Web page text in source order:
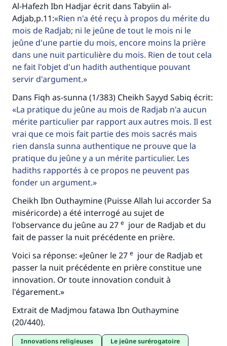
Al-Hafezh Ibn Hadjar écrit dans Tabyiin al-
Adjab,p.11: Rien n'a été reçu à propos du mérite du
mois de Radjab; ni le jeûne de tout le mois ni le
jeûne d'une partie du mois, encore moins la prière
dans une nuit particulière du mois. Rien de tout cela
ne fait l'objet d'un hadith authentique pouvant
servir d'argument.
Dans Fiqh as-sunna (1/383) Cheikh Sayyd Sabiq écrit:
La pratique du jeûne au mois de Radjab n'a aucun
mérite particulier par rapport aux autres mois. Il est
vrai que ce mois fait partie des mois sacrés mais
rien dansla sunna authentique ne prouve que la
pratique du jeûne y a un mérite particulier. Les
hadiths rapportés à ce propos ne peuvent pas
fonder un argument.
Cheikh Ibn Outhaymine (Puisse Allah lui accorder Sa
miséricorde) a été interrogé au sujet de
l'observance du jeûne au 27 e jour de Radjab et du
fait de passer la nuit précédente en prière.
Voici sa réponse: «Jeûner le 27 e jour de Radjab et
passer la nuit précédente en prière constitue une
innovation. Or toute innovation conduit à
l'égarement.»
Extrait de Madjmou fatawa Ibn Outhaymine
(20/440).
innovations religieuses Le jeûne surérogatoire